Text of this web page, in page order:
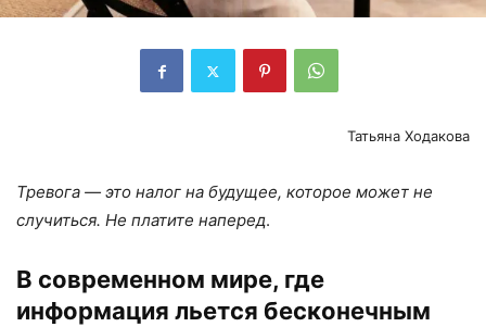
Татьяна Ходакова
Тревога — это налог на будущее, которое может не
случиться. Не платите наперед.
В современном мире, где
информация льется бесконечным